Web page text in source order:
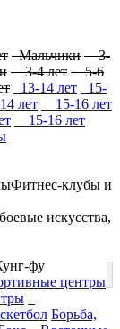
Мальчики 3-
3-4 лет 5-6
13-14 лет
15-
лет
15-16 лет
15-16 лет
Фитнес-клубы и
искусства,
фу
центры
Борьба,